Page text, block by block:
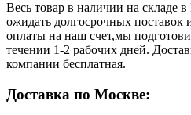
Весь товар в наличии на складе
ожидать долгосрочных поставок
оплаты на наш счет,мы
течении 1-2 рабочих дней.
компании бесплатная.
Доставка по Москве: